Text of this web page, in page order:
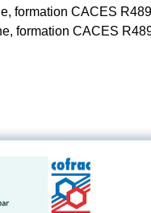
formation CACES
formation CACES